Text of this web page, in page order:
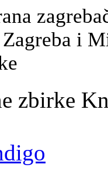
Zagreba i
zbirke